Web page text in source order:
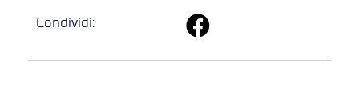
Condividi: